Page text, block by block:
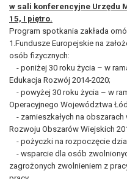
w sali konferencyjne Urzędu
15, I piętro.
Program spotkania zakłada
1.Fundusze Europejskie na
osób fizycznych:
- poniżej 30 roku życia – w
Edukacja Rozwój 2014-2020;
- powyżej 30 roku życia – w
Operacyjnego Województwa
- zamieszkałych na
Rozwoju Obszarów Wiejskich
- pożyczki na rozpoczęcie
- wsparcie dla osób
zagrożonych zwolnieniem z